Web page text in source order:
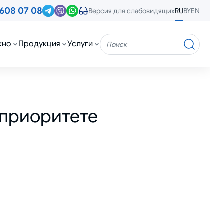
07 08 Версия для слабовидящихRUBYEN
Продукция Услуги Поиск